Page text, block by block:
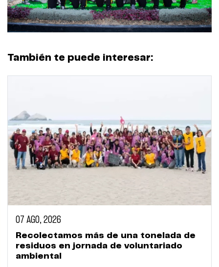
También te puede interesar:
07 AGO, 2026
Recolectamos más de una tonelada de
residuos en jornada de voluntariado
ambiental